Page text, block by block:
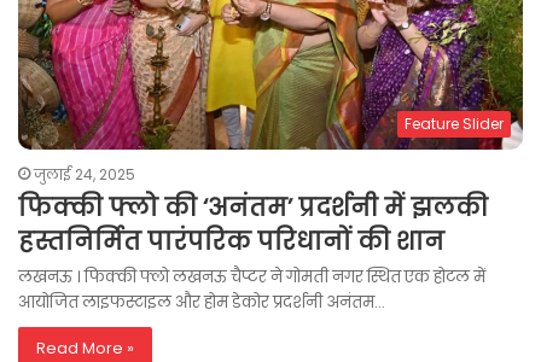
Feature Slider
जुलाई 24, 2025
फिक्की फ्लो की ‘अनंतम’ प्रदर्शनी में झलकी
हस्तनिर्मित पारंपरिक परिधानों की शान
लखनऊ । फिक्की फ्लो लखनऊ चैप्टर ने गोमती नगर स्थित एक होटल में
आयोजित लाइफस्टाइल और होम डेकोर प्रदर्शनी अनंतम…
Read More »